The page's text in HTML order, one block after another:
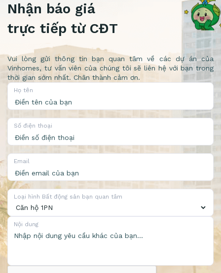
Nhận báo giá
trực tiếp từ CĐT
Vui lòng gửi thông tin bạn quan tâm về các dự án của
Vinhomes, tư vấn viên của chúng tôi sẽ liên hệ với bạn trong
thời gian sớm nhất. Chân thành cảm ơn.
Họ tên
Số điện thoại
Email
Loại hình Bất động sản bạn quan tâm
Nội dung